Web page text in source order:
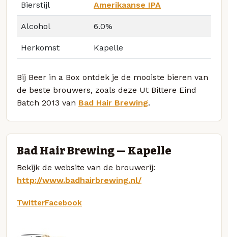
Bierstijl Amerikaanse IPA
Alcohol 6.0%
Herkomst Kapelle
Bij Beer in a Box ontdek je de mooiste bieren van
de beste brouwers, zoals deze Ut Bittere Eind
Batch 2013 van Bad Hair Brewing.
Bad Hair Brewing — Kapelle
Bekijk de website van de brouwerij:
http://www.badhairbrewing.nl/
TwitterFacebook